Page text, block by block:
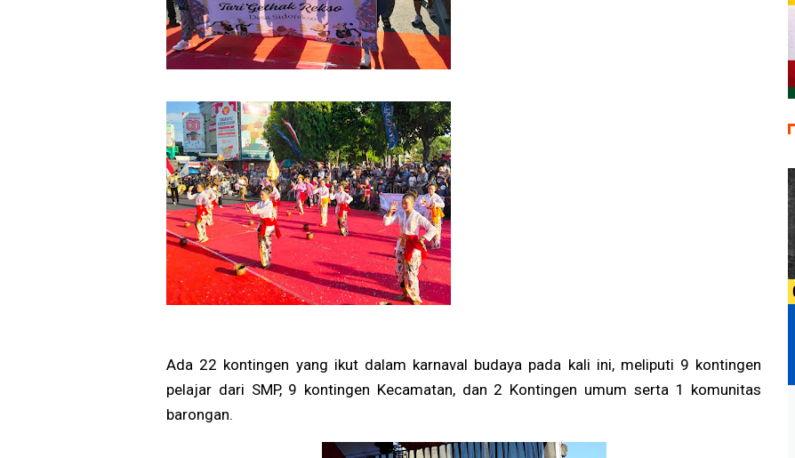
Ada 22 kontingen yang ikut dalam karnaval budaya pada kali ini, meliputi 9 kontingen
pelajar dari SMP, 9 kontingen Kecamatan, dan 2 Kontingen umum serta 1 komunitas
barongan.